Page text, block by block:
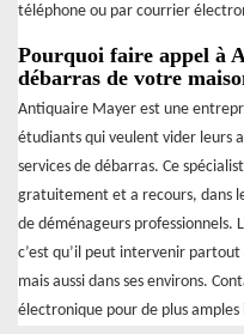
téléphone ou par courrier
Pourquoi faire appel à
débarras de votre
Antiquaire Mayer est une
étudiants qui veulent vider leurs
services de débarras. Ce
gratuitement et a recours, dans
de déménageurs professionnels.
c’est qu’il peut intervenir partout
mais aussi dans ses environs.
électronique pour de plus